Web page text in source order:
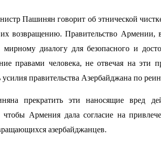
Пашинян говорит об этнической
их возвращению. Правительство
диалогу для безопасного и
правами человека, не отвечая на
правительства Азербайджана по
прекратить эти наносящие вред
Армения дала согласие на
азербайджанцев.